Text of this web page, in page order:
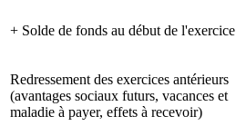
+ Solde de fonds au début de l'exercice
Redressement des exercices antérieurs
(avantages sociaux futurs, vacances et
maladie à payer, effets à recevoir)